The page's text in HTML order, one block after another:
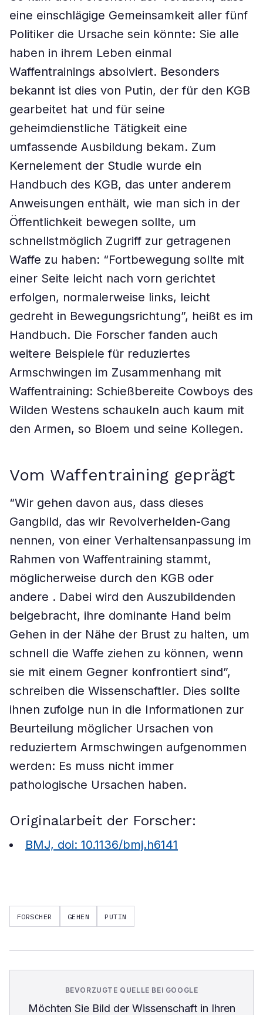
eine einschlägige Gemeinsamkeit aller fünf
Politiker die Ursache sein könnte: Sie alle
haben in ihrem Leben einmal
Waffentrainings absolviert. Besonders
bekannt ist dies von Putin, der für den KGB
gearbeitet hat und für seine
geheimdienstliche Tätigkeit eine
umfassende Ausbildung bekam. Zum
Kernelement der Studie wurde ein
Handbuch des KGB, das unter anderem
Anweisungen enthält, wie man sich in der
Öffentlichkeit bewegen sollte, um
schnellstmöglich Zugriff zur getragenen
Waffe zu haben: “Fortbewegung sollte mit
einer Seite leicht nach vorn gerichtet
erfolgen, normalerweise links, leicht
gedreht in Bewegungsrichtung”, heißt es im
Handbuch. Die Forscher fanden auch
weitere Beispiele für reduziertes
Armschwingen im Zusammenhang mit
Waffentraining: Schießbereite Cowboys des
Wilden Westens schaukeln auch kaum mit
den Armen, so Bloem und seine Kollegen.
Vom Waffentraining geprägt
“Wir gehen davon aus, dass dieses
Gangbild, das wir Revolverhelden-Gang
nennen, von einer Verhaltensanpassung im
Rahmen von Waffentraining stammt,
möglicherweise durch den KGB oder
andere . Dabei wird den Auszubildenden
beigebracht, ihre dominante Hand beim
Gehen in der Nähe der Brust zu halten, um
schnell die Waffe ziehen zu können, wenn
sie mit einem Gegner konfrontiert sind”,
schreiben die Wissenschaftler. Dies sollte
ihnen zufolge nun in die Informationen zur
Beurteilung möglicher Ursachen von
reduziertem Armschwingen aufgenommen
werden: Es muss nicht immer
pathologische Ursachen haben.
Originalarbeit der Forscher:
BMJ, doi: ​10.​1136/​bmj.​h6141
FORSCHER GEHEN PUTIN
BEVORZUGTE QUELLE BEI GOOGLE
Möchten Sie Bild der Wissenschaftin Ihren